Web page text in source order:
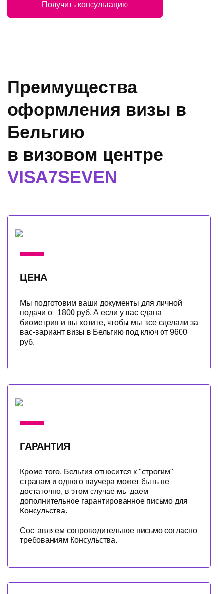
Получить консультацию
Преимущества
оформления визы в
Бельгию
в визовом центре
VISA7SEVEN
ЦЕНА
Мы подготовим ваши документы для личной
подачи от 1800 руб. А если у вас сдана
биометрия и вы хотите, чтобы мы все сделали за
вас-вариант визы в Бельгию под ключ от 9600
руб.
ГАРАНТИЯ
Кроме того, Бельгия относится к "строгим"
странам и одного ваучера может быть не
достаточно, в этом случае мы даем
дополнительное гарантированное письмо для
Консульства.
Cоставляем сопроводительное письмо согласно
требованиям Консульства.